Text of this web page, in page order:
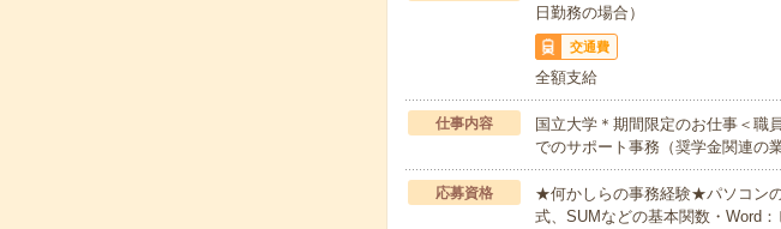
日勤務の場合）
交通費
全額支給
仕事内容
国立大学＊期間限定のお仕事＜職
でのサポート事務（奨学金関連の
応募資格
★何かしらの事務経験★パソコン
式、SUMなどの基本関数・Word